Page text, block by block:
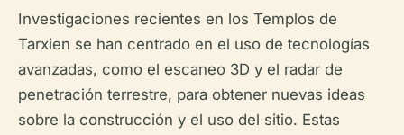
Investigaciones recientes en los Templos de
Tarxien se han centrado en el uso de tecnologías
avanzadas, como el escaneo 3D y el radar de
penetración terrestre, para obtener nuevas ideas
sobre la construcción y el uso del sitio. Estas